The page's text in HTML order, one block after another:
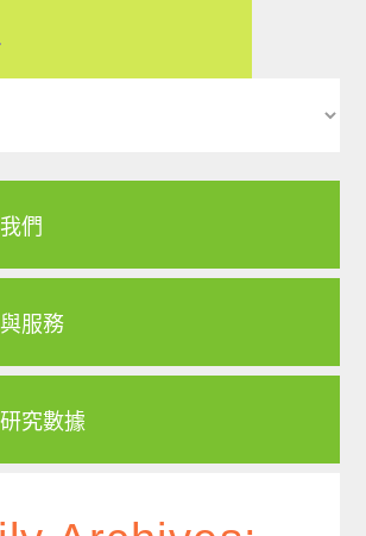
們
服務
究數據